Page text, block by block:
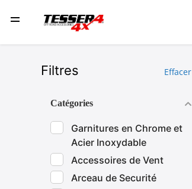
Filtres Effacer
Catégories
Garnitures en Chrome et
Acier Inoxydable
Accessoires de Vent
Arceau de Securité